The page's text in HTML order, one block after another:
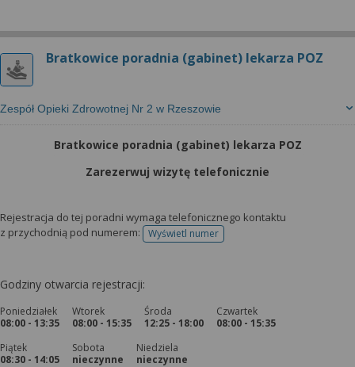
Bratkowice poradnia (gabinet) lekarza POZ
Zespół Opieki Zdrowotnej Nr 2 w Rzeszowie
Bratkowice poradnia (gabinet) lekarza POZ
Zarezerwuj wizytę telefonicznie
Rejestracja do tej poradni wymaga telefonicznego kontaktu
z przychodnią pod numerem:
Wyświetl numertelefonu do rejestracji
Godziny otwarcia rejestracji:
Poniedziałek
08:00 - 13:35
Wtorek
08:00 - 15:35
Środa
12:25 - 18:00
Czwartek
08:00 - 15:35
Piątek
08:30 - 14:05
Sobota
nieczynne
Niedziela
nieczynne